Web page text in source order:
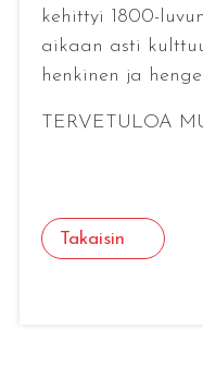
kehittyi 1800-
aikaan asti
henkinen ja
TERVETULOA
Takaisin